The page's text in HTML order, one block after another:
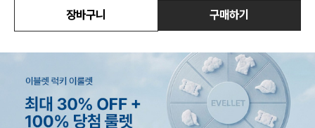
장바구니 구매하기